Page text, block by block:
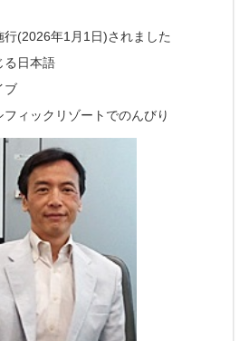
(2026年1月1日)されました
る日本語
ブ
ィックリゾートでのんびり